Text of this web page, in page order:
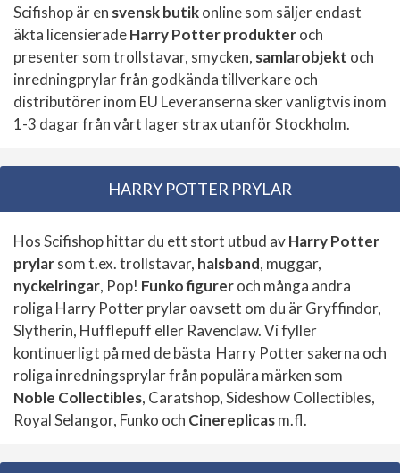
Scifishop är en svensk butikonline som säljer endast
äkta licensieradeHarry Potter produkteroch
presenter som trollstavar, smycken, samlarobjekt och
inredningprylar från godkända tillverkare och
distributörer inom EU Leveranserna sker vanligtvis inom
1-3 dagar från vårt lager strax utanför Stockholm.
HARRY POTTER PRYLAR
Hos Scifishop hittar du ett stort utbud avHarry Potter
prylarsom t.ex. trollstavar, halsband, muggar,
nyckelringar, Pop! Funko figureroch många andra
roliga Harry Potter prylar oavsett om du är Gryffindor,
Slytherin, Hufflepuff eller Ravenclaw. Vi fyller
kontinuerligt på med de bästa Harry Potter sakerna och
roliga inredningsprylar från populära märken som
Noble Collectibles, Caratshop, Sideshow Collectibles,
Royal Selangor, Funko och Cinereplicasm.fl.